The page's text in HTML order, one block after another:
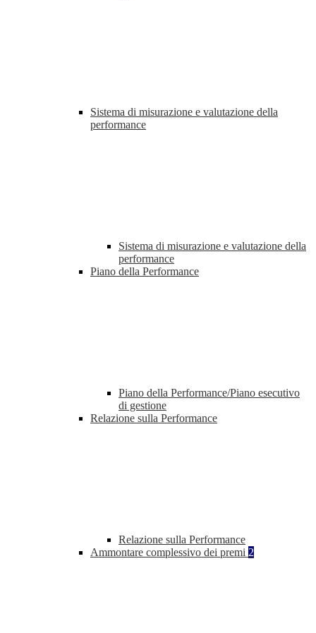
Sistema di misurazione e valutazione della
performance
Sistema di misurazione e valutazione della
performance
Piano della Performance
Piano della Performance/Piano esecutivo
di gestione
Relazione sulla Performance
Relazione sulla Performance
Ammontare complessivo dei premi 2